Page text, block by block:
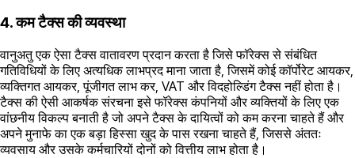
4. कम टैक्स की व्यवस्था
वानुअतु एक ऐसा टैक्स वातावरण प्रदान करता है जिसे फॉरेक्स से संबंधित
गतिविधियों के लिए अत्यधिक लाभप्रद माना जाता है, जिसमें कोई कॉर्पोरेट आयकर,
व्यक्तिगत आयकर, पूंजीगत लाभ कर, VAT और विदहोल्डिंग टैक्स नहीं होता है।
टैक्स की ऐसी आकर्षक संरचना इसे फॉरेक्स कंपनियों और व्यक्तियों के लिए एक
वांछनीय विकल्प बनाती है जो अपने टैक्स के दायित्वों को कम करना चाहते हैं और
अपने मुनाफे का एक बड़ा हिस्सा खुद के पास रखना चाहते हैं, जिससे अंततः
व्यवसाय और उसके कर्मचारियों दोनों को वित्तीय लाभ होता है।